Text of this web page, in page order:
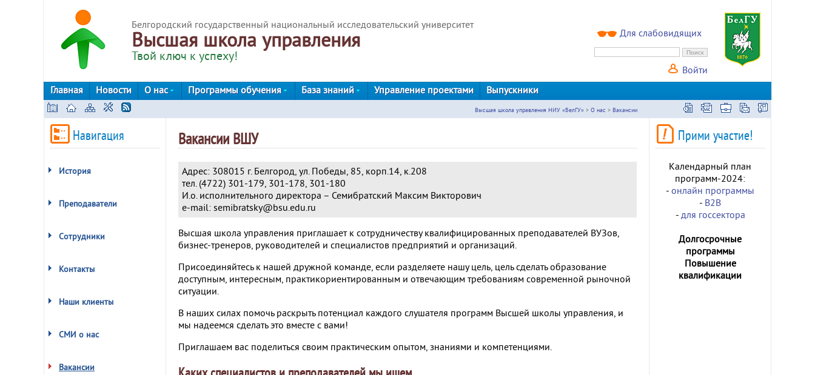
Белгородский государственный национальный исследовательский университет
Высшая школа управления
Твой ключ к успеху!
Для слабовидящих
Войти
Главная
Новости О нас Программы обучения База знаний Управление проектами Выпускники
Высшая школа управления НИУ «БелГУ» > О нас > Вакансии
Навигация
История
Преподаватели
Сотрудники
Контакты
Наши клиенты
СМИ о нас
Вакансии
Вакансии ВШУ
Адрес: 308015 г. Белгород, ул. Победы, 85, корп.14, к.208
тел. (4722) 301-179, 301-178, 301-180
И.о. исполнительного директора – Семибратский Максим Викторович
e-mail: semibratsky@bsu.edu.ru
Высшая школа управления приглашает к сотрудничеству квалифицированных преподавателей ВУЗов,
бизнес-тренеров, руководителей и специалистов предприятий и организаций.
Присоединяйтесь к нашей дружной команде, если разделяете нашу цель, цель сделать образование
доступным, интересным, практикориентированным и отвечающим требованиям современной рыночной
ситуации.
В наших силах помочь раскрыть потенциал каждого слушателя программ Высшей школы управления, и
мы надеемся сделать это вместе с вами!
Приглашаем вас поделиться своим практическим опытом, знаниями и компетенциями.
Прими участие!
Календарный план
программ-2024:
- онлайн программы
- B2B
- для госсектора
Долгосрочные
программы
Повышение
квалификации